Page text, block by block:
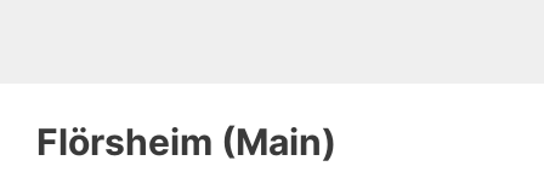
Flörsheim (Main)